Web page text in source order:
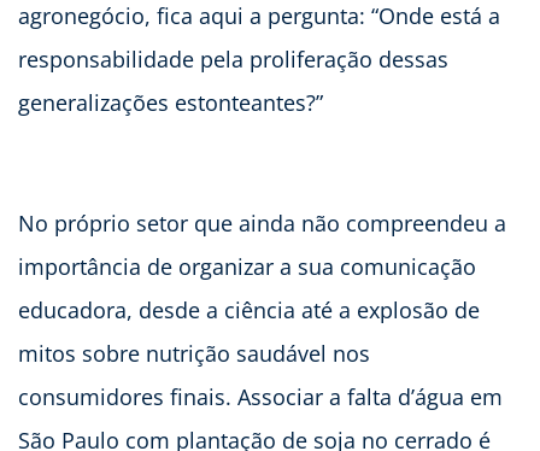
agronegócio, fica aqui a pergunta: “Onde está a
responsabilidade pela proliferação dessas
generalizações estonteantes?”
No próprio setor que ainda não compreendeu a
importância de organizar a sua comunicação
educadora, desde a ciência até a explosão de
mitos sobre nutrição saudável nos
consumidores finais. Associar a falta d’água em
São Paulo com plantação de soja no cerrado é